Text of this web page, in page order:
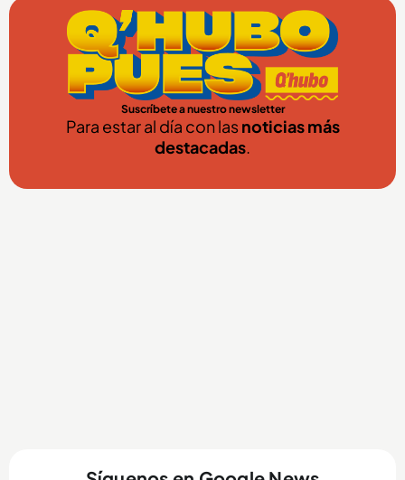
Suscríbete a nuestro newsletter
Para estar al día con lasnoticias más
destacadas